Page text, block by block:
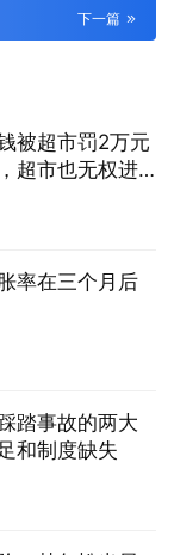
下一篇
被超市罚2万元
超市也无权进
率在三个月后
踏事故的两大
和制度缺失